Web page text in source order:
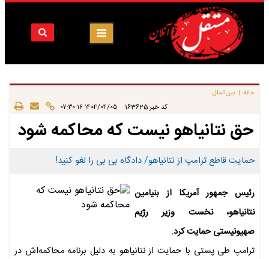
خانه | بین‌الملل
کد خبر 163625 ۱۴۰۴/۰۴/۰۵ ۰۷:۳۰:۱۶
حق نتانیاهو نیست که محاکمه شود
حمایت قاطع ترامپ از نتانیاهو/ دادگاه بی بی را لغو کنید!
رئیس جمهور آمریکا از بنیامین
نتانیاهو، نخست وزیر رژیم
صهیونیستی حمایت کرد.
ترامپ طی پستی با حمایت از نتانیاهو به دلیل برنامه محاکمه‌اش در